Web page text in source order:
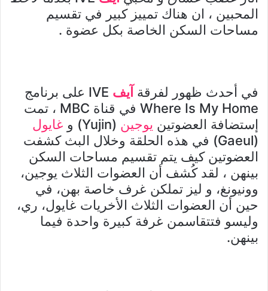
المحبين ، ان هناك تمييز كبير في تقسيم
مساحات السكن الخاصة بكل عضوة .
في أحدث ظهور لفرقة آيف
IVE على برنامج
Where Is My Home في قناة MBC ، تمت
إستضافة العضوتين يوجين (Yujin) و
غايول
(Gaeul) في هذه الحلقة وخلال البث كشفت
العضوتين كيف يتم تقسيم مساحات السكن
بينهن ، لقد كُشف أن العضوات الثلاث يوجين،
وونيونغ، و ليز تملكن غرف خاصة بهن، في
حين أن العضوات الثلاث الأخريات غايول، ري،
وليسو فتتقاسمن غرفة كبيرة واحدة فيما
بينهن.